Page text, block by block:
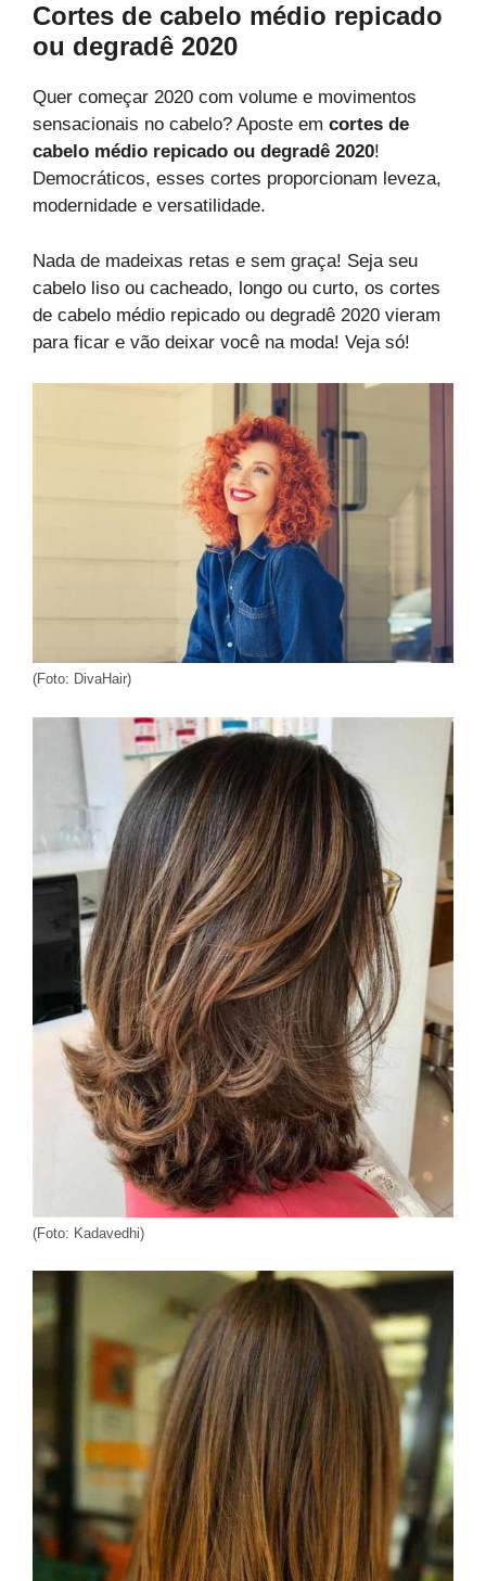
Cortes de cabelo médio repicado
ou degradê 2020
Quer começar 2020 com volume e movimentos
sensacionais no cabelo? Aposte em cortes de
cabelo médio repicado ou degradê 2020!
Democráticos, esses cortes proporcionam leveza,
modernidade e versatilidade.
Nada de madeixas retas e sem graça! Seja seu
cabelo liso ou cacheado, longo ou curto, os cortes
de cabelo médio repicado ou degradê 2020 vieram
para ficar e vão deixar você na moda! Veja só!
(Foto: DivaHair)
(Foto: Kadavedhi)